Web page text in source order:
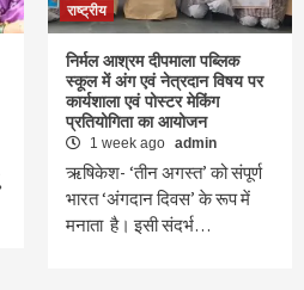
राष्ट्रीय
निर्मल आश्रम दीपमाला पब्लिक
स्कूल में अंग एवं नेत्रदान विषय पर
कार्यशाला एवं पोस्टर मेकिंग
प्रतियोगिता का आयोजन
1 week ago admin
ऋषिकेश- ‘तीन अगस्त’ को संपूर्ण
भारत ‘अंगदान दिवस’ के रूप में
मनाता है। इसी संदर्भ…